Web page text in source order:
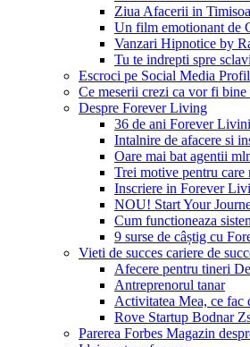
Ziua Afacerii in
Un film emotionant de
Vanzari Hipnotice by
Tu te indrepti spre
Escroci pe Social Media
Ce meserii crezi ca vor fi
Despre Forever Living
36 de ani Forever
Intalnire de afacere si
Oare mai bat agentii
Trei motive pentru
Inscriere in Forever
NOU! Start Your
Cum functioneaza
9 surse de câștig cu
Vieti de succes cariere de
Afecere pentru tineri
Antreprenorul tanar
Activitatea Mea, ce fac
Rove Startup Bodnar
Parerea Forbes Magazin